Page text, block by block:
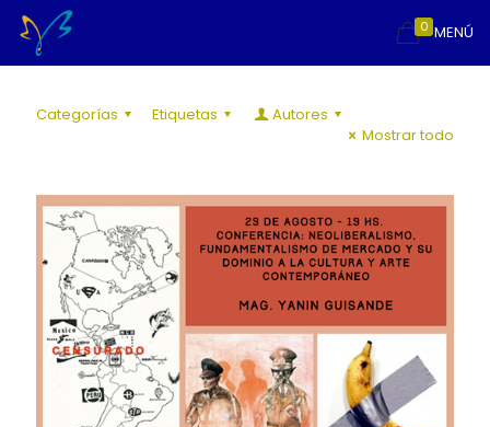
MENÚ
0
Categorías Etiquetas
Autores
Mostrar todo